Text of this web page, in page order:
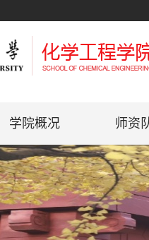
学院概况 师资